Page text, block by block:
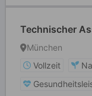
Technischer
München
Vollzeit